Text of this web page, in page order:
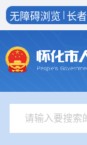
无障碍浏览 长